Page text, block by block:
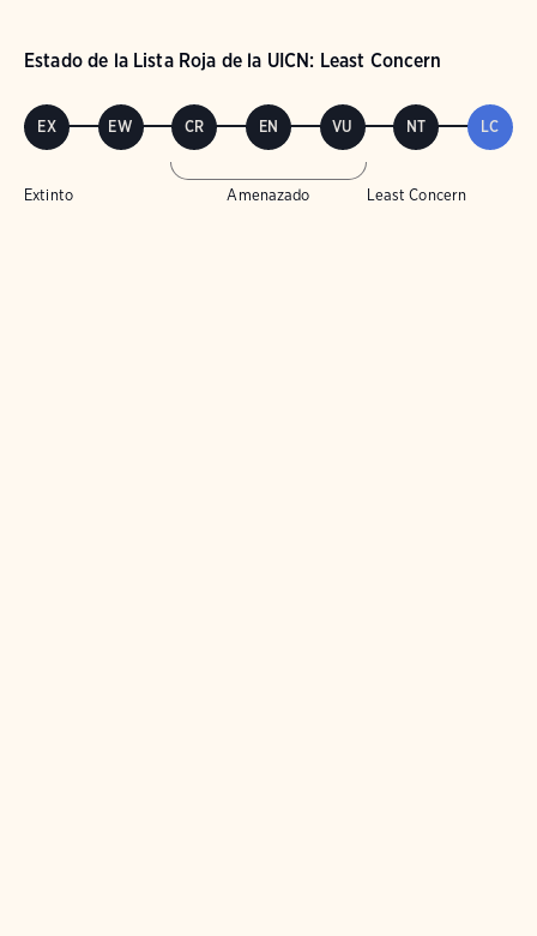
Estado de la Lista Roja de la UICN: Least Concern
EX EW CR EN VU NT LC
Extinto Amenazado Least Concern